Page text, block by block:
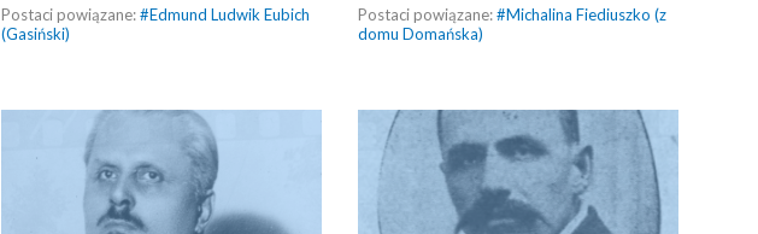
Postaci powiązane:#Edmund Ludwik Eubich
(Gasiński)
Postaci powiązane:#Michalina Fiediuszko (z
domu Domańska)